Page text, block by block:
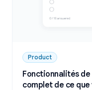
Product
Fonctionnalités de
complet de ce